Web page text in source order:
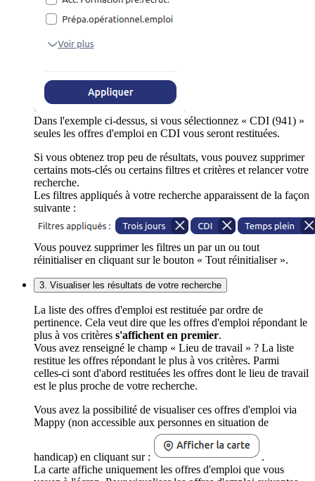
Dans l'exemple ci-dessus, si vous sélectionnez « CDI (941) »
seules les offres d'emploi en CDI vous seront restituées.
Si vous obtenez trop peu de résultats, vous pouvez supprimer
certains mots-clés ou certains filtres et critères et relancer votre
recherche.
Les filtres appliqués à votre recherche apparaissent de la façon
suivante :
Vous pouvez supprimer les filtres un par un ou tout
réinitialiser en cliquant sur le bouton « Tout réinitialiser ».
3. Visualiser les résultats de votre recherche
La liste des offres d'emploi est restituée par ordre de
pertinence. Cela veut dire que les offres d'emploi répondant le
plus à vos critères s'affichent en premier.
Vous avez renseigné le champ « Lieu de travail » ? La liste
restitue les offres répondant le plus à vos critères. Parmi
celles-ci sont d'abord restituées les offres dont le lieu de travail
est le plus proche de votre recherche.
Vous avez la possibilité de visualiser ces offres d'emploi via
Mappy (non accessible aux personnes en situation de
handicap) en cliquant sur :
.
La carte affiche uniquement les offres d'emploi que vous